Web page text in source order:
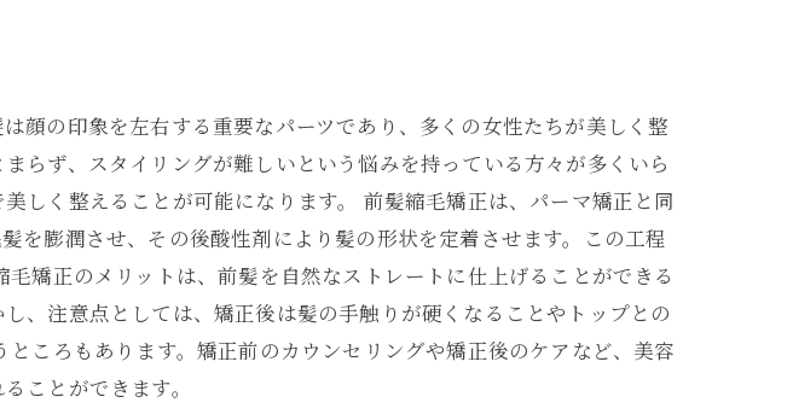
顔の印象を左右する重要なパーツであり、多くの女性たちが美しく整
らず、スタイリングが難しいという悩みを持っている方々が多くいら
しく整えることが可能になります。 前髪縮毛矯正は、パーマ矯正と同
を膨潤させ、その後酸性剤により髪の形状を定着させます。この工程
矯正のメリットは、前髪を自然なストレートに仕上げることができる
、注意点としては、矯正後は髪の手触りが硬くなることやトップとの
ころもあります。矯正前のカウンセリングや矯正後のケアなど、美容
ことができます。